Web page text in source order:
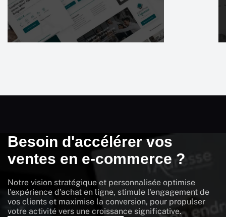
Besoin d'accélérer vos
ventes en e-commerce ?
Notre vision stratégique et personnalisée optimise
l'expérience d'achat en ligne, stimule l'engagement de
vos clients et maximise la conversion, pour propulser
votre activité vers une croissance significative.